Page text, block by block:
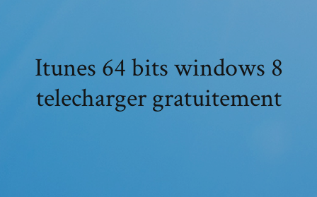
Itunes 64 bits windows 8
telecharger gratuitement